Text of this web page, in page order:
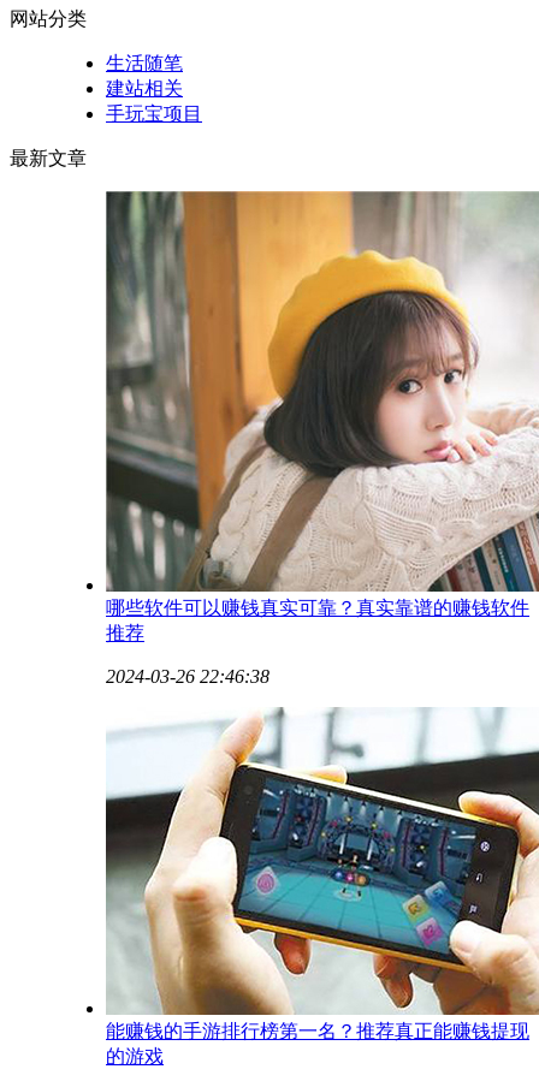
网站分类
生活随笔
建站相关
手玩宝项目
最新文章
哪些软件可以赚钱真实可靠？真实靠谱的赚钱软件
推荐
2024-03-26 22:46:38
能赚钱的手游排行榜第一名？推荐真正能赚钱提现
的游戏